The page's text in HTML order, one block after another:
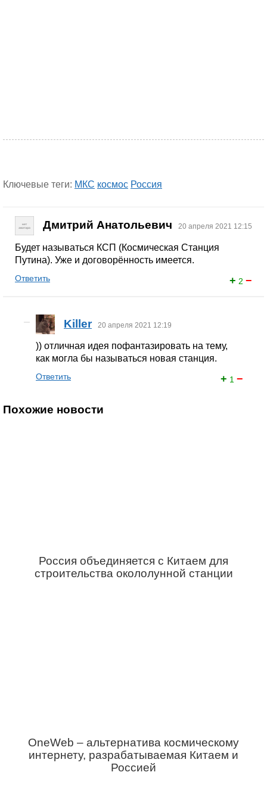
Ключевые теги: МКС космос Россия
Дмитрий Анатольевич 20 апреля 2021 12:15
Будет называться КСП (Космическая Станция
Путина). Уже и договорённость имеется.
+ 2 −
Ответить
Killer 20 апреля 2021 12:19
)) отличная идея пофантазировать на тему,
как могла бы называться новая станция.
+ 1 −
Ответить
Похожие новости
Россия объединяется с Китаем для
строительства окололунной станции
OneWeb – альтернатива космическому
интернету, разрабатываемая Китаем и
Россией